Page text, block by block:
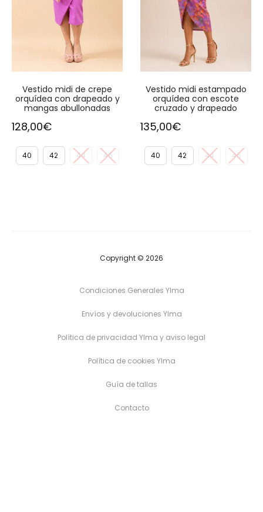
Vestido midi de crepe
orquídea con drapeado y
mangas abullonadas
128,00€
40 42 44 46
Vestido midi estampado
orquídea con escote
cruzado y drapeado
135,00€
40 42 44 46
Copyright © 2026
Condiciones Generales Ylma
Envíos y devoluciones Ylma
Política de privacidad Ylma y aviso legal
Política de cookies Ylma
Guía de tallas
Contacto